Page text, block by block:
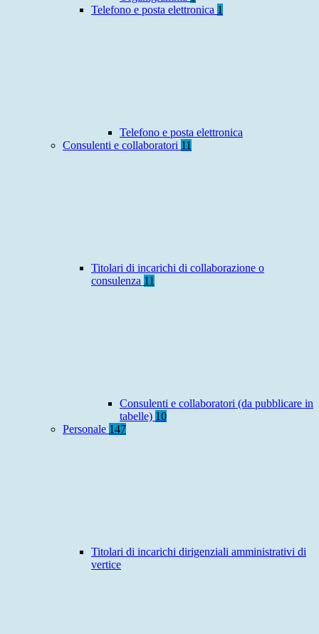
Telefono e posta elettronica 1
Telefono e posta elettronica
Consulenti e collaboratori 11
Titolari di incarichi di collaborazione o
consulenza 11
Consulenti e collaboratori (da pubblicare in
tabelle) 10
Personale 147
Titolari di incarichi dirigenziali amministrativi di
vertice